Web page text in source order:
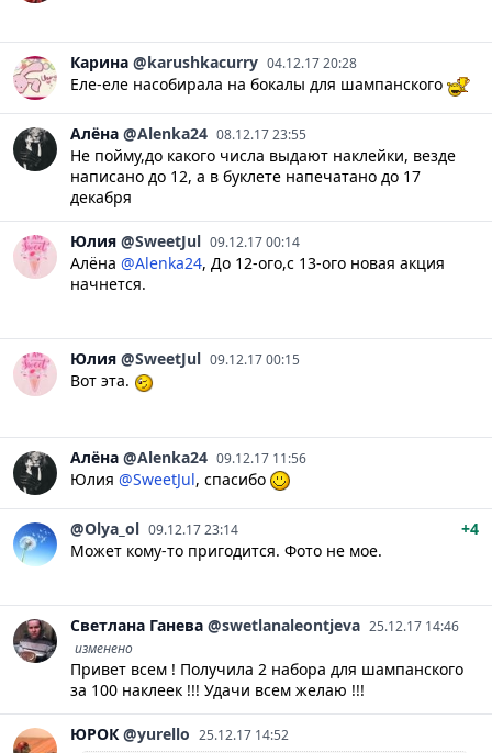
Карина @karushkacurry 04.12.17 20:28
Еле-еле насобирала на бокалы для шампанского
Алёна @Alenka24 08.12.17 23:55
Не пойму,до какого числа выдают наклейки, везде
написано до 12, а в буклете напечатано до 17
декабря
Юлия @SweetJul 09.12.17 00:14
Алёна @Alenka24, До 12-ого,с 13-ого новая акция
начнется.
Юлия @SweetJul 09.12.17 00:15
Вот эта.
Алёна @Alenka24 09.12.17 11:56
Юлия @SweetJul, спасибо
@Olya_ol 09.12.17 23:14
+4
Может кому-то пригодится. Фото не мое.
Светлана Ганева @swetlanaleontjeva 25.12.17 14:46
изменено
Привет всем ! Получила 2 набора для шампанского
за 100 наклеек !!! Удачи всем желаю !!!
ЮРОК @yurello 25.12.17 14:52